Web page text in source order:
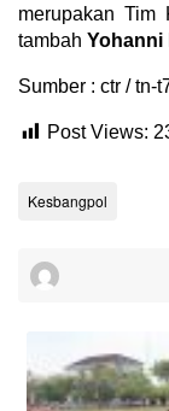
merupakan Tim
tambah Yohanni
Sumber : ctr / tn-
Post Views:
Kesbangpol